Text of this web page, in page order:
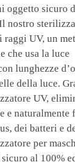
oggetto sicuro
nostro
raggi UV, un
che usa la luce
lunghezze
della luce.
UV,
e naturalmente
dei batteri e
per
al 100%